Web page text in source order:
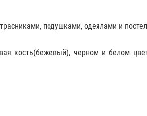
, подушками, одеялами и
кость(бежевый), черном и белом